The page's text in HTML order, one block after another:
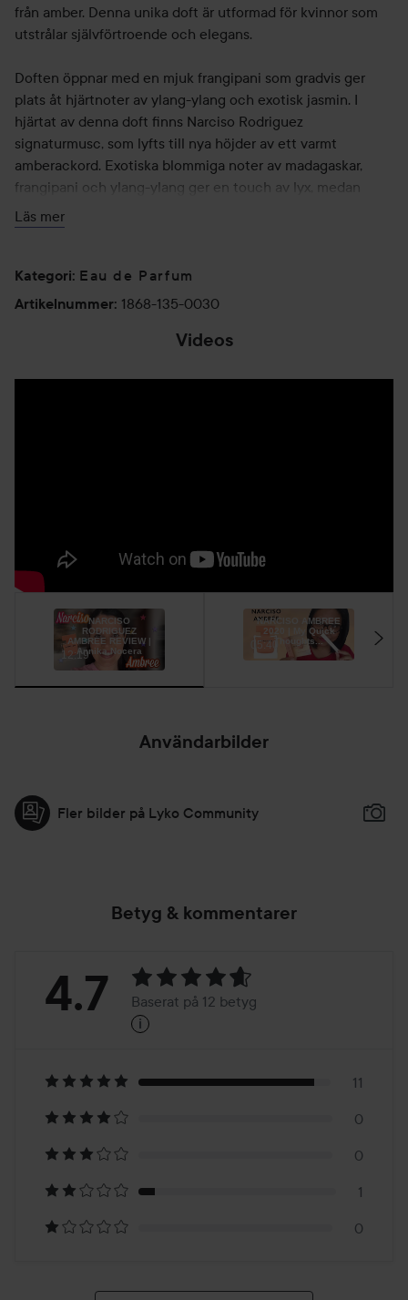
från amber. Denna unika doft är utformad för kvinnor som
utstrålar självförtroende och elegans.
Doften öppnar med en mjuk frangipani som gradvis ger
plats åt hjärtnoter av ylang-ylang och exotisk jasmin. I
hjärtat av denna doft finns Narciso Rodriguez
signaturmusc, som lyfts till nya höjder av ett varmt
amberackord. Exotiska blommiga noter av madagaskar,
frangipani och ylang-ylang ger en touch av lyx, medan
levande noter av cederträ och cashmeran ger doften ett
sensuellt djup och rikedom.
Resultatet är en berusande ljusinfunderad doft som förför
magiskt och mystiskt. Flaskan, en lysande glaskub, är
lockande värmen och sensualiteten hos amber-doften i
som reflekterar den inre doftens utstrålning. De rena
du är på väg till en speciell händelse eller bara vill lägga till
en touch av sofistikering till din vardagliga rutin, är denna
Användning:
En Eau de Parfum kan användas dagligen. Spraya på dina
pulspunkter: baksidan och framsidan av nacken, bakom
Läs mer
Kategori: Eau de Parfum
Artikelnummer: 1868-135-0030
Videos
NARCISO
RODRIGUEZ
AMBREE REVIEW |
Annika Nocera
12:19
NARCISO AMBREE
2020 | My Quick
Thoughts...
05:40
Användarbilder
Fler bilder på Lyko Community
Betyg & kommentarer
Betyg:
Baserat
på
12
betyg
4.7 Baserat på 12 betyg
i
11
0
0
1
0